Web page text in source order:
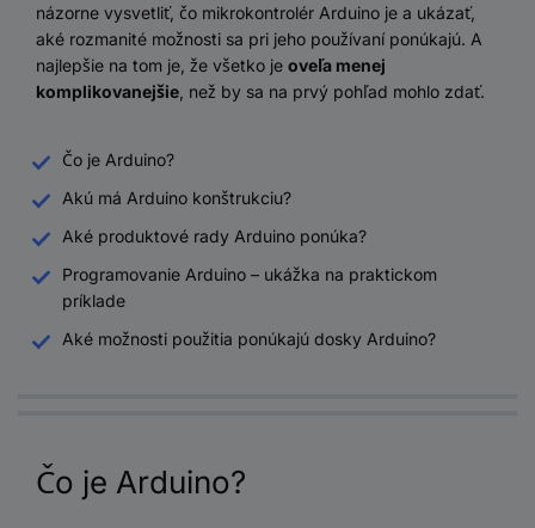
názorne vysvetliť, čo mikrokontrolér Arduino je a ukázať,
aké rozmanité možnosti sa pri jeho používaní ponúkajú. A
najlepšie na tom je, že všetko je oveľa menej
komplikovanejšie , než by sa na prvý pohľad mohlo zdať.
Čo je Arduino?
Akú má Arduino konštrukciu?
Aké produktové rady Arduino ponúka?
Programovanie Arduino – ukážka na praktickom
príklade
Aké možnosti použitia ponúkajú dosky Arduino?
Čo je Arduino?